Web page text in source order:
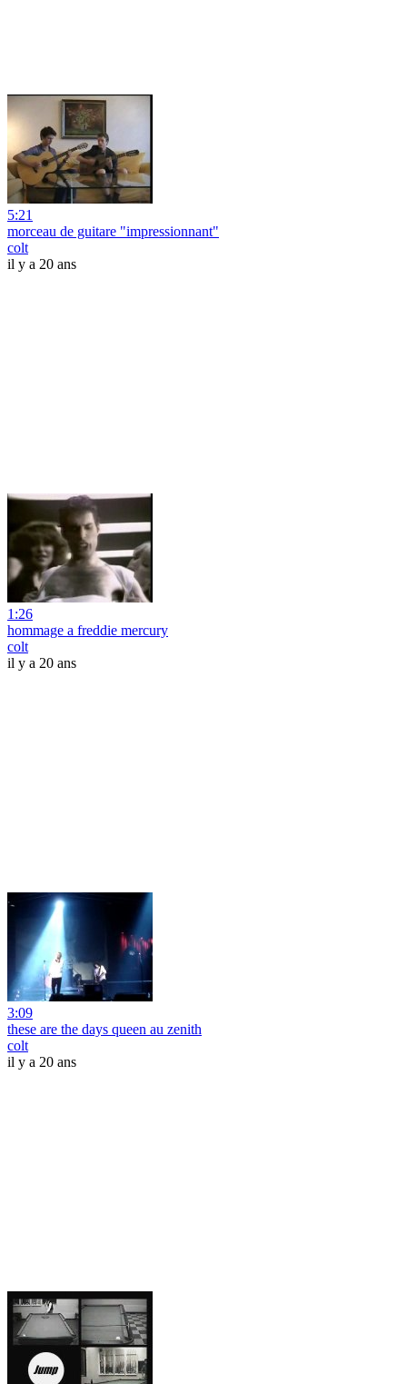
5:21
morceau de guitare "impressionnant"
colt
il y a 20 ans
1:26
hommage a freddie mercury
colt
il y a 20 ans
3:09
these are the days queen au zenith
colt
il y a 20 ans